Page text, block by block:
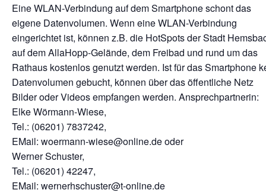
Eine WLAN-Verbindung auf dem Smartphone schont das
eigene Datenvolumen. Wenn eine WLAN-Verbindung
eingerichtet ist, können z.B. die HotSpots der Stadt
auf dem AllaHopp-Gelände, dem Freibad und rund um das
Rathaus kostenlos genutzt werden. Ist für das Smartphone
Datenvolumen gebucht, können über das öffentliche Netz
Bilder oder Videos empfangen werden. Ansprechpartnerin:
Elke Wörmann-Wiese,
Tel.: (06201) 7837242,
EMail: woermann-wiese@online.de oder
Werner Schuster,
Tel.: (06201) 42247,
EMail: wernerhschuster@t-online.de